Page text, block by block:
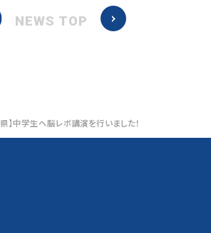
NEWS TOP
県】中学生へ脳レボ講演を行いました！